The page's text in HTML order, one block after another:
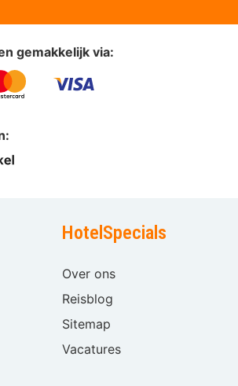
gemakkelijk via:
HotelSpecials
Over ons
Reisblog
Sitemap
Vacatures